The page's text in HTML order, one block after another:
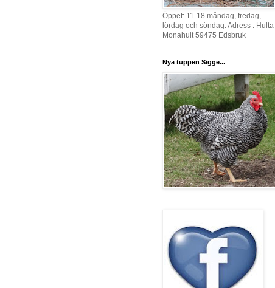
Öppet: 11-18 måndag, fredag,
lördag och söndag. Adress : Hulta
Monahult 59475 Edsbruk
Nya tuppen Sigge...